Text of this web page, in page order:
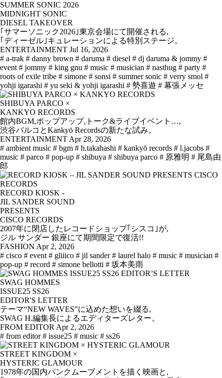
SUMMER SONIC 2026
MIDNIGHT SONIC
DIESEL TAKEOVER
｢サマーソニック2026｣東京会場にて開催される,
｢ディーゼル｣キュレーションによる特別ステージ。
ENTERTAINMENT Jul 16, 2026
# a-trak # danny brown # daruma # diesel # dj daruma & jommy #
event # jommy # king gnu # music # musician # nasthug # party #
roots of exile tribe # simone # sonsi # summer sonic # verry smol #
yohji igarashi # yu seki & yohji igarashi # 勢喜遊 # 幕張メッセ
SHIBUYA PARCO ×
KANKYO RECORDS
館内BGM,ポップアップ,トーク&ライブイベント…,
渋谷パルコとKankyō Recordsの新たな試み。
ENTERTAINMENT Apr 28, 2026
# ambient music # bgm # h.takahashi # kankyō records # l.jacobs #
music # parco # pop-up # shibuya # shibuya parco # 原雅明 # 尾島由
郎
RECORD KIOSK -
JIL SANDER SOUND
PRESENTS
CISCO RECORDS
2007年に閉店したレコードショップ｢シスコ｣が,
ジル サンダー 銀座にて期間限定で復活!!
FASHION Apr 2, 2026
# cisco # event # gliiico # jil sander # laurel halo # music # musician #
pop-up # record # simone bellotti # 坂本美雨
SWAG HOMMES
ISSUE25 SS26
EDITOR'S LETTER
テーマ“NEW WAVES”に込めた想いを綴る,
SWAG H.編集長によるエディターズレター。
FROM EDITOR Apr 2, 2026
# from editor # issue25 # music # ss26
STREET KINGDOM ×
HYSTERIC GLAMOUR
1978年の国内パンクムーブメントを描く映画と,